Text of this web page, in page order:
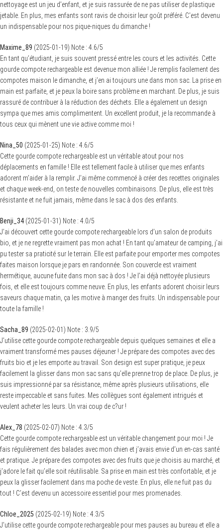
nettoyage est un jeu d’enfant, et je suis rassurée de ne pas utiliser de plastique
jetable. En plus, mes enfants sont ravis de choisir leur goût préféré. C’est devenu
un indispensable pour nos pique-niques du dimanche !
Maxime_89 (2025-01-19) Note : 4.6/5
En tant qu’étudiant, je suis souvent pressé entre les cours et les activités. Cette
gourde compote rechargeable est devenue mon alliée ! Je remplis facilement des
compotes maison le dimanche, et j’en ai toujours une dans mon sac. La prise en
main est parfaite, et je peux la boire sans problème en marchant. De plus, je suis
rassuré de contribuer à la réduction des déchets. Elle a également un design
sympa que mes amis complimentent. Un excellent produit, je la recommande à
tous ceux qui mènent une vie active comme moi !
Nina_50 (2025-01-25) Note : 4.6/5
Cette gourde compote rechargeable est un véritable atout pour nos
déplacements en famille ! Elle est tellement facile à utiliser que mes enfants
adorent m’aider à la remplir. J’ai même commencé à créer des recettes originales
et chaque week-end, on teste de nouvelles combinaisons. De plus, elle est très
résistante et ne fuit jamais, même dans le sac à dos des enfants.
Benji_34 (2025-01-31) Note : 4.0/5
J’ai découvert cette gourde compote rechargeable lors d’un salon de produits
bio, et je ne regrette vraiment pas mon achat ! En tant qu’amateur de camping, j’ai
pu tester sa praticité sur le terrain. Elle est parfaite pour emporter mes compotes
faites maison lorsque je pars en randonnée. Son couvercle est vraiment
hermétique, aucune fuite dans mon sac à dos ! Je l’ai déjà nettoyée plusieurs
fois, et elle est toujours comme neuve. En plus, les enfants adorent choisir leurs
saveurs chaque matin, ça les motive à manger des fruits. Un indispensable pour
toute la famille !
Sacha_89 (2025-02-01) Note : 3.9/5
J’utilise cette gourde compote rechargeable depuis quelques semaines et elle a
vraiment transformé mes pauses déjeuner ! Je prépare des compotes avec des
fruits bio et je les emporte au travail. Son design est super pratique, je peux
facilement la glisser dans mon sac sans qu’elle prenne trop de place. De plus, je
suis impressionné par sa résistance, même après plusieurs utilisations, elle
reste impeccable et sans fuites. Mes collègues sont également intrigués et
veulent acheter les leurs. Un vrai coup de c?ur !
Alex_78 (2025-02-07) Note : 4.3/5
Cette gourde compote rechargeable est un véritable changement pour moi ! Je
fais régulièrement des balades avec mon chien et j’avais envie d’un en-cas santé
et pratique. Je prépare des compotes avec des fruits que je choisis au marché, et
j’adore le fait qu’elle soit réutilisable. Sa prise en main est très confortable, et je
peux la glisser facilement dans ma poche de veste. En plus, elle ne fuit pas du
tout ! C’est devenu un accessoire essentiel pour mes promenades.
Chloe_2025 (2025-02-19) Note : 4.3/5
J’utilise cette gourde compote rechargeable pour mes pauses au bureau et elle a
e
a
r
h
o
r
: